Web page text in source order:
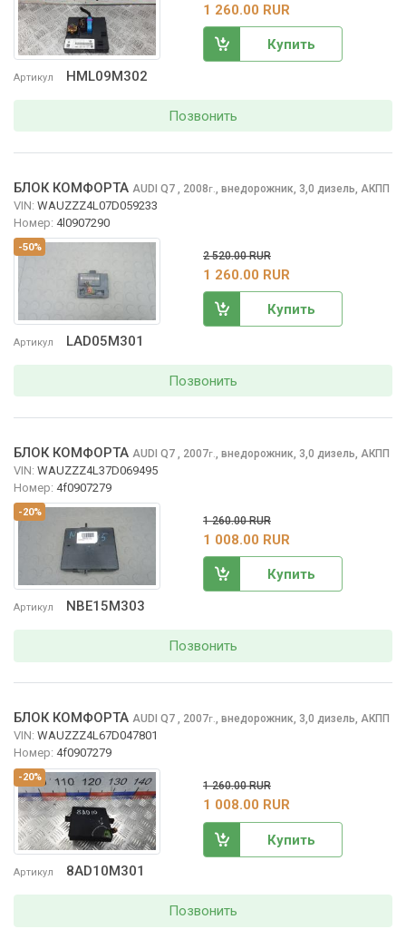
Артикул HML09M302
1 260.00 RUR
Купить
Позвонить
-50%
Артикул LAD05M301
БЛОК КОМФОРТА AUDI Q7 , 2008г., внедорожник, 3,0 дизель, АКПП
VIN: WAUZZZ4L07D059233
Номер: 4l0907290
2 520.00 RUR
1 260.00 RUR
Купить
Позвонить
-20%
Артикул NBE15M303
БЛОК КОМФОРТА AUDI Q7 , 2007г., внедорожник, 3,0 дизель, АКПП
VIN: WAUZZZ4L37D069495
Номер: 4f0907279
1 260.00 RUR
1 008.00 RUR
Купить
Позвонить
-20%
Артикул 8AD10M301
БЛОК КОМФОРТА AUDI Q7 , 2007г., внедорожник, 3,0 дизель, АКПП
VIN: WAUZZZ4L67D047801
Номер: 4f0907279
1 260.00 RUR
1 008.00 RUR
Купить
Позвонить